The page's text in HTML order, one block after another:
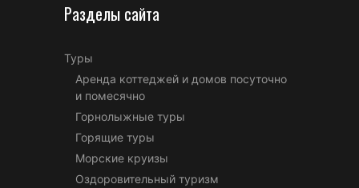
Разделы сайта
Туры
Аренда коттеджей и домов посуточно
и помесячно
Горнолыжные туры
Горящие туры
Морские круизы
Оздоровительный туризм